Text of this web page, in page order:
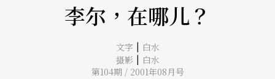
李尔，在哪儿？
文字 | 白水
摄影 | 白水
第104期 / 2001年08月号